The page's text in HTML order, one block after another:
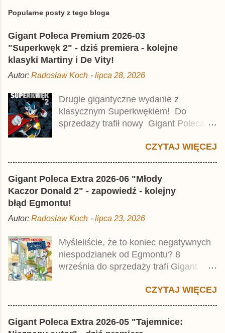
e
i
j
o
m
e
t
a
r
z
Popularne posty z tego bloga
Gigant Poleca Premium 2026-03
"Superkwęk 2" - dziś premiera - kolejne
klasyki Martiny i De Vity!
Autor: Radosław Koch - lipca 28, 2026
Drugie gigantyczne wydanie z
klasycznym Superkwękiem! Do
sprzedaży trafił nowy Gigant Poleca
Jest to kolejny 624-stronicowy tom z
wynosi 49,99 zł i zamówicie go także z
rabatem na Egmont.pl . Za przekład
odpowiadał Jacek Drewnowski.
Publikacja jest przedrukiem drugiego
Taschenbuch Phantomias Collection ,
który trafił do sprzedaży pod koniec
2025 roku.
CZYTAJ WIĘCEJ
Gigant Poleca Extra 2026-06 "Młody
Kaczor Donald 2" - zapowiedź - kolejny
błąd Egmontu!
Autor: Radosław Koch - lipca 23, 2026
Myśleliście, że to koniec negatywnych
niespodzianek od Egmontu? 8
września do sprzedaży trafi Gigant
Jednak wbrew temu, na co wskazuje
młodego Kaczora Donalda i jego
CZYTAJ WIĘCEJ
Gigant Poleca Extra 2026-05 "Tajemnice: